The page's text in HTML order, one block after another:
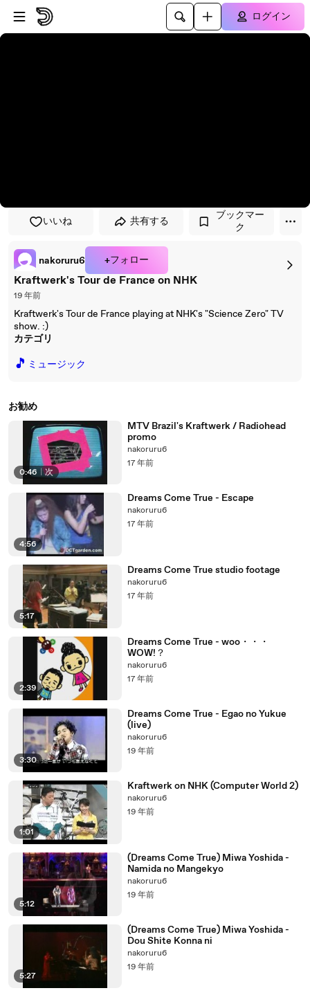
プレイヤーにスキップ
メインコンテンツにスキップ
ログイン
いいね 共有する
ブックマー
ク
nakoruru6 +フォロー
Kraftwerk's Tour de France on NHK
19 年前
Kraftwerk's Tour de France playing at NHK's "Science Zero" TV
show. :)
カテゴリ
🎵 ミュージック
お勧め
0:46 | 次
MTV Brazil's Kraftwerk / Radiohead
promo
nakoruru6
17 年前
4:56
Dreams Come True - Escape
nakoruru6
17 年前
5:17
Dreams Come True studio footage
nakoruru6
17 年前
2:39
Dreams Come True - woo・・・
WOW!？
nakoruru6
17 年前
3:30
Dreams Come True - Egao no Yukue
(live)
nakoruru6
19 年前
1:01
Kraftwerk on NHK (Computer World 2)
nakoruru6
19 年前
5:12
(Dreams Come True) Miwa Yoshida -
Namida no Mangekyo
nakoruru6
19 年前
5:27
(Dreams Come True) Miwa Yoshida -
Dou Shite Konna ni
nakoruru6
19 年前